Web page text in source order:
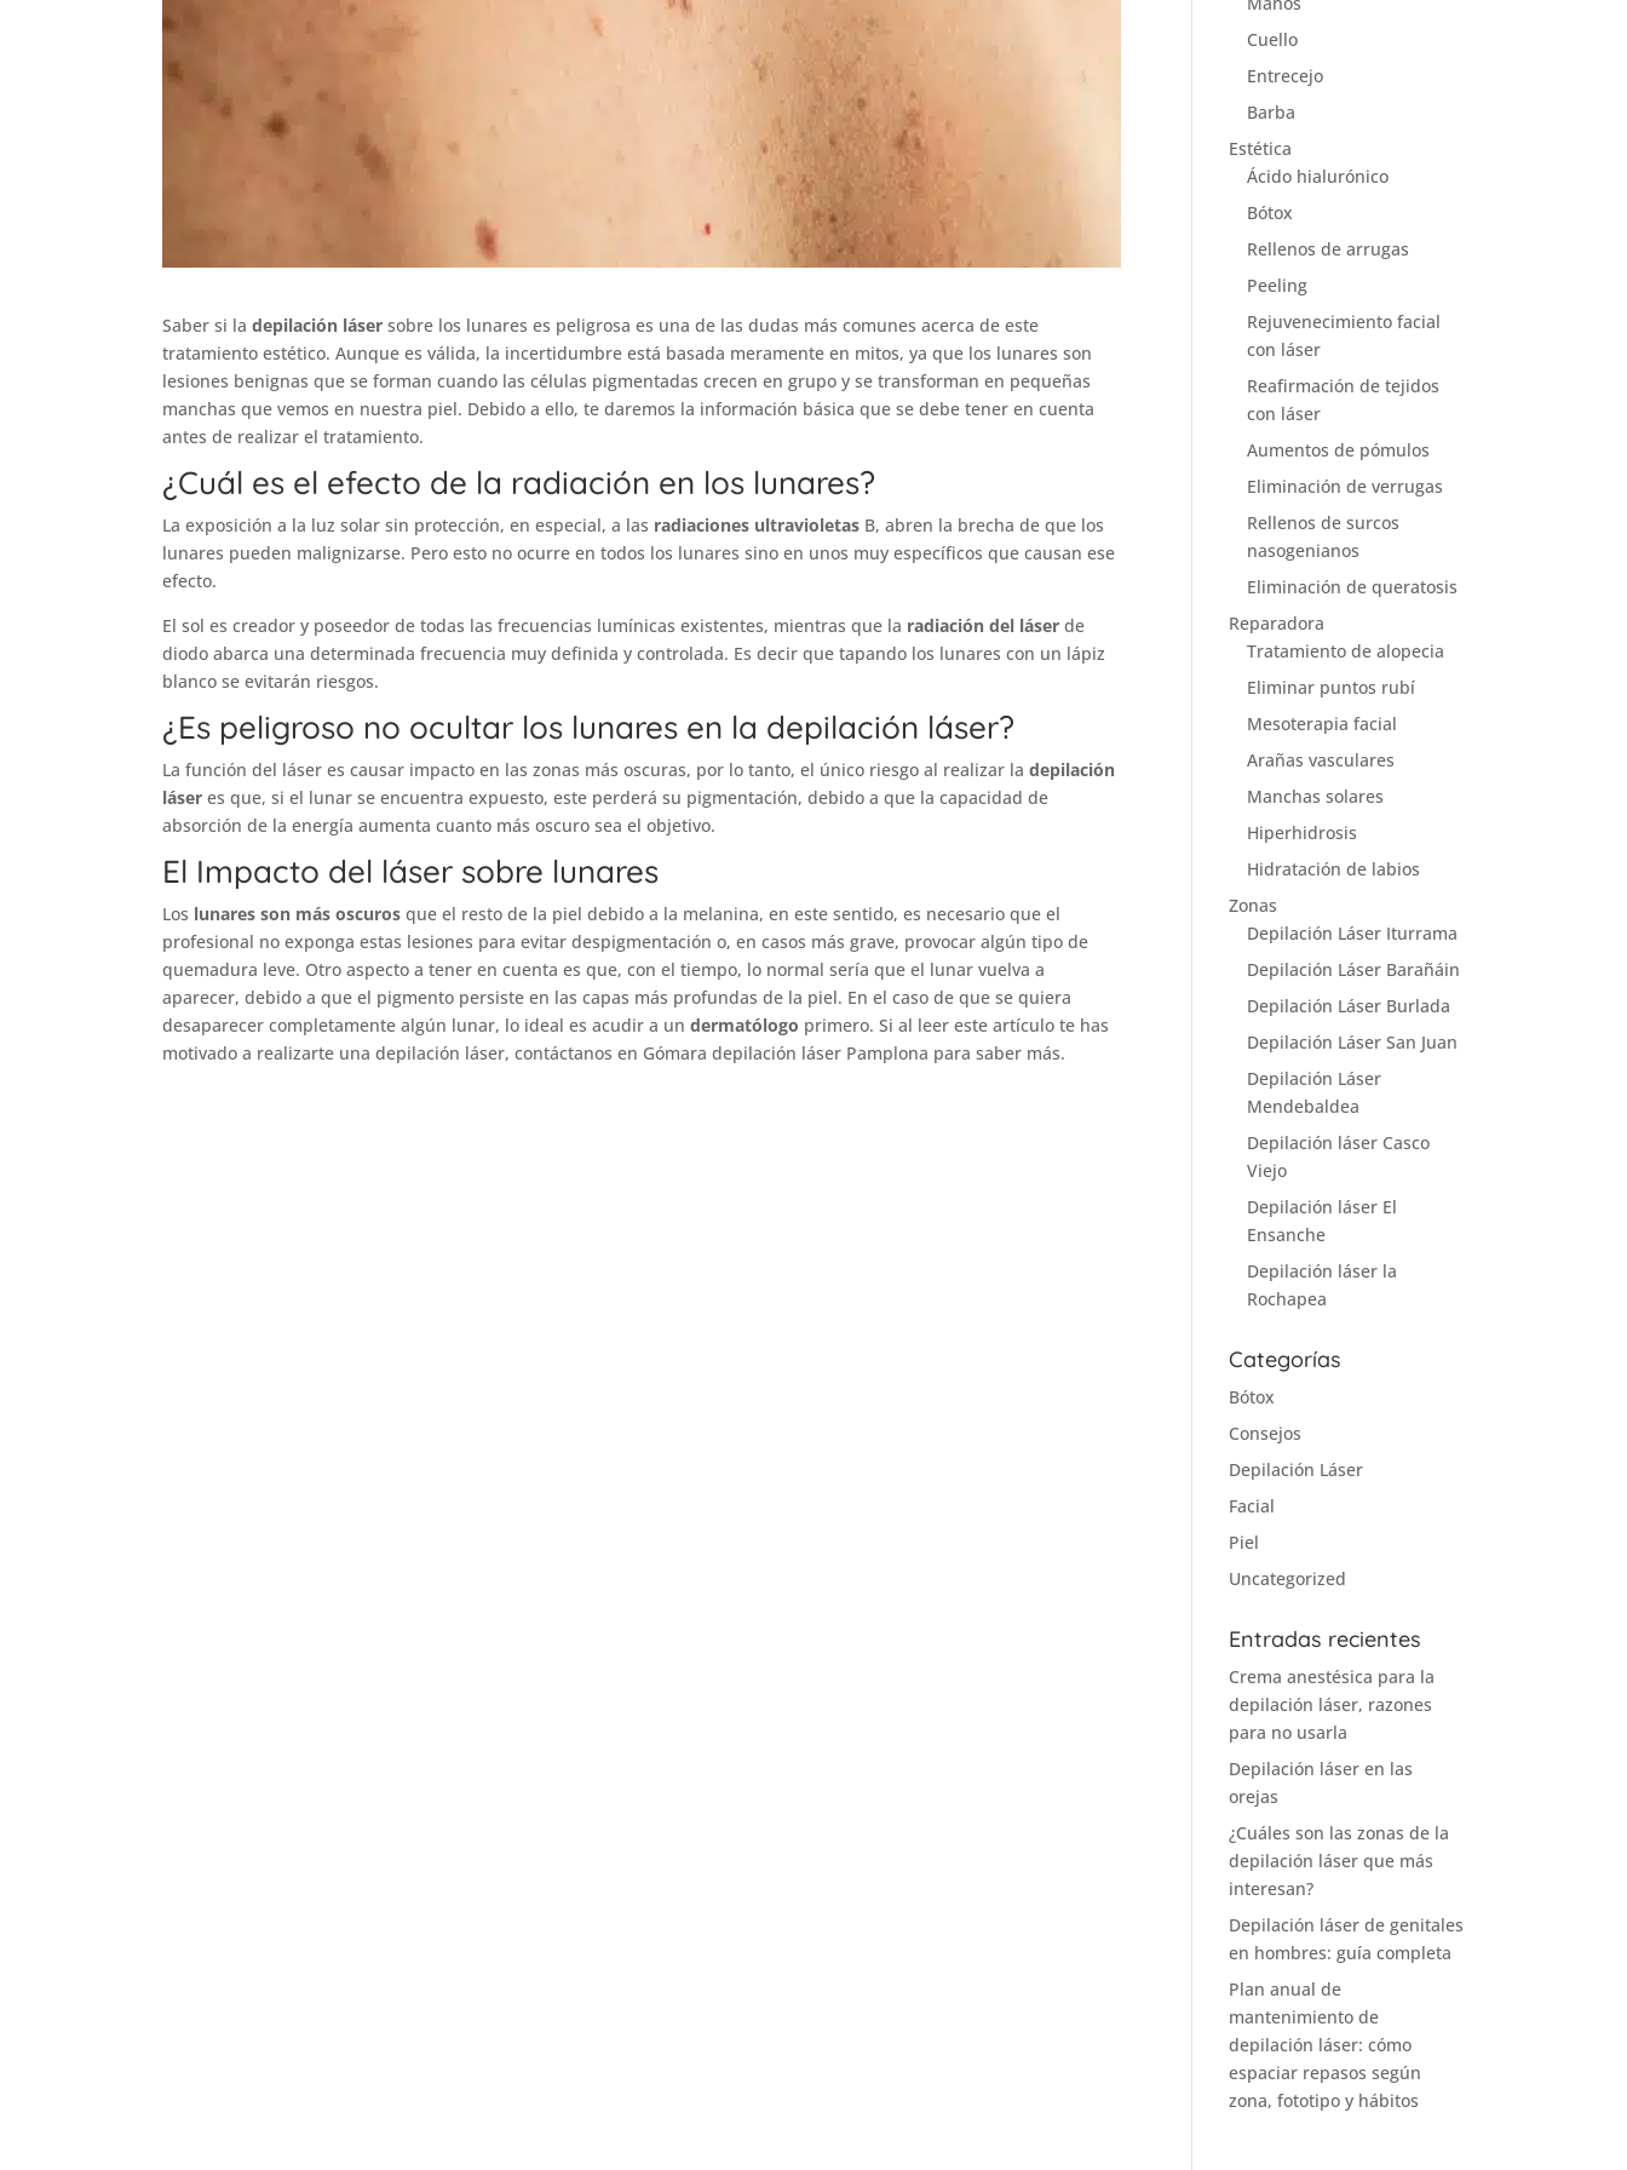
Saber si la depilación láser sobre los lunares es peligrosa es una de las dudas más comunes acerca de este
tratamiento estético. Aunque es válida, la incertidumbre está basada meramente en mitos, ya que los lunares son
lesiones benignas que se forman cuando las células pigmentadas crecen en grupo y se transforman en pequeñas
manchas que vemos en nuestra piel. Debido a ello, te daremos la información básica que se debe tener en cuenta
antes de realizar el tratamiento.
¿Cuál es el efecto de la radiación en los lunares?
La exposición a la luz solar sin protección, en especial, a las radiaciones ultravioletas B, abren la brecha de que los
lunares pueden malignizarse. Pero esto no ocurre en todos los lunares sino en unos muy específicos que causan ese
efecto.
El sol es creador y poseedor de todas las frecuencias lumínicas existentes, mientras que la radiación del láser de
diodo abarca una determinada frecuencia muy definida y controlada. Es decir que tapando los lunares con un lápiz
blanco se evitarán riesgos.
¿Es peligroso no ocultar los lunares en la depilación láser?
La función del láser es causar impacto en las zonas más oscuras, por lo tanto, el único riesgo al realizar ladepilación
láser es que, si el lunar se encuentra expuesto, este perderá su pigmentación, debido a que la capacidad de
absorción de la energía aumenta cuanto más oscuro sea el objetivo.
El Impacto del láser sobre lunares
Los lunares son más oscuros que el resto de la piel debido a la melanina, en este sentido, es necesario que el
profesional no exponga estas lesiones para evitar despigmentación o, en casos más grave, provocar algún tipo de
quemadura leve. Otro aspecto a tener en cuenta es que, con el tiempo, lo normal sería que el lunar vuelva a
aparecer, debido a que el pigmento persiste en las capas más profundas de la piel. En el caso de que se quiera
desaparecer completamente algún lunar, lo ideal es acudir a undermatólogo primero. Si al leer este artículo te has
motivado a realizarte una depilación láser, contáctanos en Gómara depilación láser Pamplona para saber más.
Cuello
Entrecejo
Barba
Estética
Ácido hialurónico
Bótox
Rellenos de arrugas
Peeling
Rejuvenecimiento facial
con láser
Reafirmación de tejidos
con láser
Aumentos de pómulos
Eliminación de verrugas
Rellenos de surcos
nasogenianos
Eliminación de queratosis
Reparadora
Tratamiento de alopecia
Eliminar puntos rubí
Mesoterapia facial
Arañas vasculares
Manchas solares
Hiperhidrosis
Hidratación de labios
Zonas
Depilación Láser Iturrama
Depilación Láser Barañáin
Depilación Láser Burlada
Depilación Láser San Juan
Depilación Láser
Mendebaldea
Depilación láser Casco
Viejo
Depilación láser El
Ensanche
Depilación láser la
Rochapea
Categorías
Bótox
Consejos
Depilación Láser
Facial
Piel
Uncategorized
Entradas recientes
Crema anestésica para la
depilación láser, razones
para no usarla
Depilación láser en las
orejas
¿Cuáles son las zonas de la
depilación láser que más
interesan?
Depilación láser de genitales
en hombres: guía completa
Plan anual de
mantenimiento de
depilación láser: cómo
espaciar repasos según
zona, fototipo y hábitos